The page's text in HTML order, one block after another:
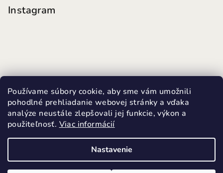
Používame súbory cookie, aby sme vám umožnili
pohodlné prehliadanie webovej stránky a vďaka
analýze neustále zlepšovali jej funkcie, výkon a
použiteľnosť. Viac informácií
Nastavenie
Instagram
Sledovať na Instagrame